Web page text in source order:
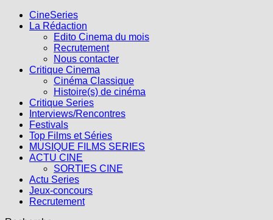
CineSeries
La Rédaction
Edito Cinema du mois
Recrutement
Nous contacter
Critique Cinema
Cinéma Classique
Histoire(s) de cinéma
Critique Series
Interviews/Rencontres
Festivals
Top Films et Séries
MUSIQUE FILMS SERIES
ACTU CINE
SORTIES CINE
Actu Series
Jeux-concours
Recrutement